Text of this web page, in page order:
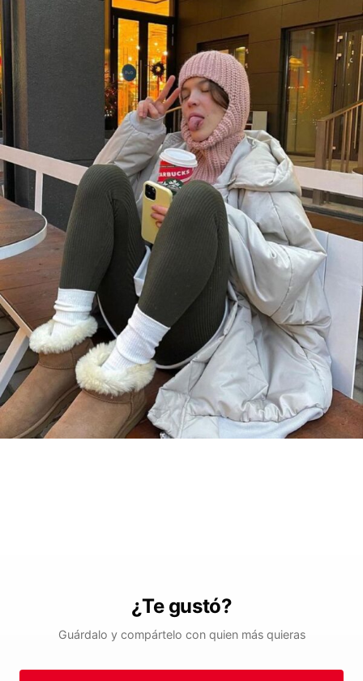
¿Te gustó?
Guárdalo y compártelo con quien más quieras